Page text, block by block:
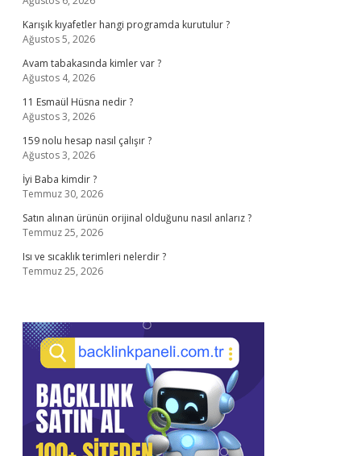
Karışık kıyafetler hangi programda kurutulur ?
Ağustos 5, 2026
Avam tabakasında kimler var ?
Ağustos 4, 2026
11 Esmaül Hüsna nedir ?
Ağustos 3, 2026
159 nolu hesap nasıl çalışır ?
Ağustos 3, 2026
İyi Baba kimdir ?
Temmuz 30, 2026
Satın alınan ürünün orijinal olduğunu nasıl anlarız ?
Temmuz 25, 2026
Isı ve sıcaklık terimleri nelerdir ?
Temmuz 25, 2026